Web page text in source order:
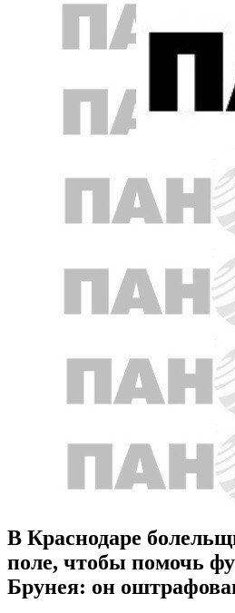
В Краснодаре
поле, чтобы помочь
Брунея: он